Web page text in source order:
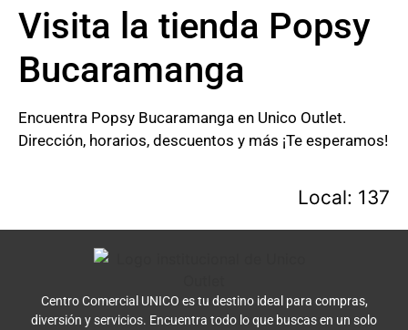
Visita la tienda Popsy
Bucaramanga
Encuentra Popsy Bucaramanga en Unico Outlet.
Dirección, horarios, descuentos y más ¡Te esperamos!
Local: 137
Centro Comercial UNICO es tu destino ideal para compras,
diversión y servicios. Encuentra todo lo que buscas en un solo